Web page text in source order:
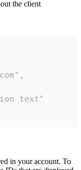
the client
text"
in your account. To